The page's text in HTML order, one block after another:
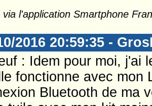
via l'application Smartphone
2016 20:59:35 -
: Idem pour moi, j'ai
fonctionne avec mon
Bluetooth de ma